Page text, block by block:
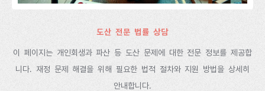
도산 전문 법률 상담
이 페이지는 개인회생과 파산 등 도산 문제에 대한 전문 정보를 제공합
니다. 재정 문제 해결을 위해 필요한 법적 절차와 지원 방법을 상세히
안내합니다.